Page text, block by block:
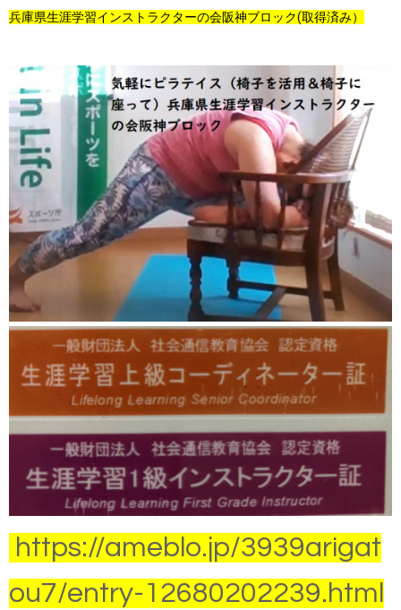
兵庫県生涯学習インストラクターの会阪神ブロック(取得済み）
https://ameblo.jp/3939arigat
ou7/entry-12680202239.html